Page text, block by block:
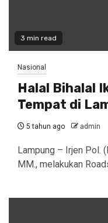
3 min read
Nasional
Halal Bihalal
Tempat di
5 tahun ago admin
Lampung – Irjen Pol.
MM., melakukan